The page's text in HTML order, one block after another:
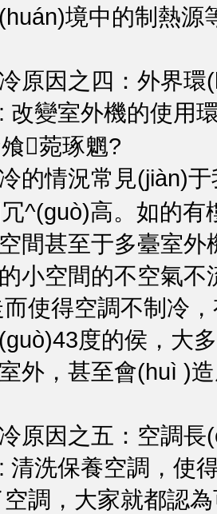
境中的制熱
因之四：外界環
室外機的使用環
菀琢魍?
情況常見(jiàn)于
高。如的
間甚至于多臺室外
小空間的不空氣不流
使得空調不制冷
度的侯，大
外，甚至會(huì
因之五：空調長
保養空調，使得
，大家就都認